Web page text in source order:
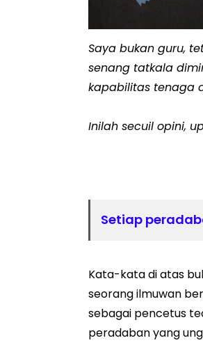
Saya bukan guru,
senang tatkala
kapabilitas tenaga
Inilah secuil opini,
Setiap
Kata-kata di atas
seorang ilmuwan
sebagai pencetus
peradaban yang